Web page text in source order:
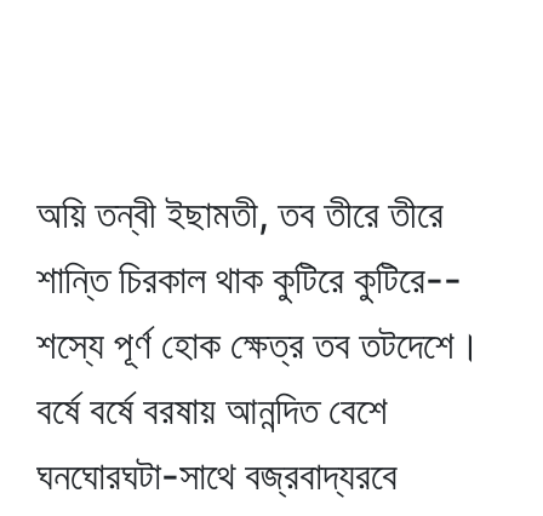
অয়ি তন্বী ইছামতী, তব তীরে তীরে
শান্তি চিরকাল থাক কুটিরে কুটিরে--
শস্যে পূর্ণ হোক ক্ষেত্র তব তটদেশে।
বর্ষে বর্ষে বরষায় আনন্দিত বেশে
ঘনঘোরঘটা-সাথে বজ্রবাদ্যরবে